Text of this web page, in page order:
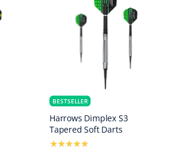
BESTSELLER
Harrows Dimplex S3
Tapered Soft Darts